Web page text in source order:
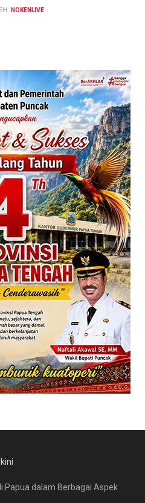
: NOKENLIVE
Papua dalam Berbagai Aspek